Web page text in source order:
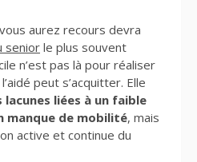
aurez recours devra
senior le plus souvent
n’est pas là pour réaliser
peut s’acquitter. Elle
lacunes liées à un faible
manque de mobilité, mais
active et continue du